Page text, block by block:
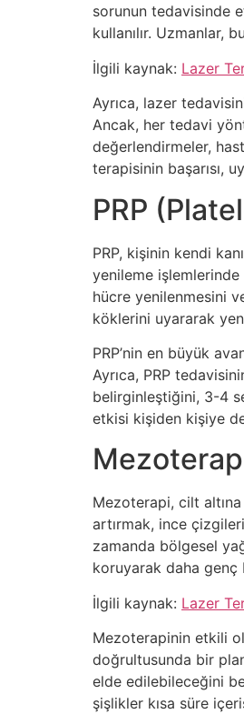
sorunun tedavisinde
kullanılır. Uzmanlar,
İlgili kaynak: Lazer
Ayrıca, lazer
Ancak, her tedavi
değerlendirmeler,
terapisinin başarısı,
PRP
PRP, kişinin kendi
yenileme
hücre yenilenmesini
köklerini uyararak
PRP’nin en büyük
Ayrıca, PRP
belirginleştiğini, 3-4
etkisi kişiden kişiye
Mezoterapi, cilt
artırmak, ince
zamanda bölgesel
koruyarak daha genç
İlgili kaynak: Lazer
Mezoterapinin etkili
doğrultusunda bir
elde edilebileceğini
şişlikler kısa süre